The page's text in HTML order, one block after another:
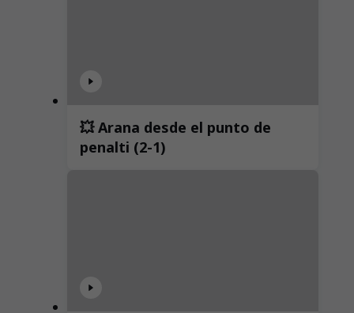
💥 Arana desde el punto de
penalti (2-1)